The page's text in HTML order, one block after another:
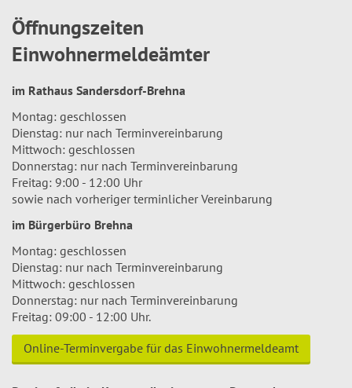
Öffnungszeiten
Einwohnermeldeämter
im Rathaus Sandersdorf-Brehna
Montag: geschlossen
Dienstag: nur nach Terminvereinbarung
Mittwoch: geschlossen
Donnerstag: nur nach Terminvereinbarung
Freitag: 9:00 - 12:00 Uhr
sowie nach vorheriger terminlicher Vereinbarung
im Bürgerbüro Brehna
Montag: geschlossen
Dienstag: nur nach Terminvereinbarung
Mittwoch: geschlossen
Donnerstag: nur nach Terminvereinbarung
Freitag: 09:00 - 12:00 Uhr.
Online-Terminvergabe für das Einwohnermeldeamt